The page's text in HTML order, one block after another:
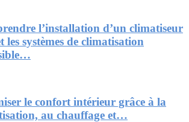
l’installation d’un climatiseur
les systèmes de climatisation
le confort intérieur grâce à la
au chauffage et…